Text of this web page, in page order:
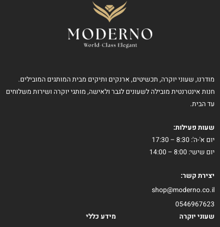
מודרנו, שעוני יוקרה, תכשיטים, ארנקים ותיקים מבית המותגים המובילים.
חנות אינטרנטית מובילה לשעונים לגבר ולאישה, מותגי יוקרה ושירות משלוחים
עד הבית.
שעות פעילות:
יום א'-ה': 8:30 – 17:30
יום שישי: 8:00 – 14:00
יצירת קשר:
shop@moderno.co.il
0546967623
שעוני יוקרה
מידע כללי